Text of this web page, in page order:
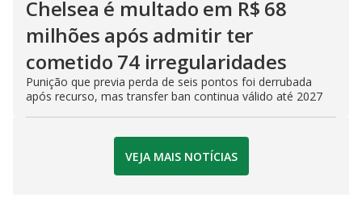
Chelsea é multado em R$ 68
milhões após admitir ter
cometido 74 irregularidades
Punição que previa perda de seis pontos foi derrubada
após recurso, mas transfer ban continua válido até 2027
VEJA MAIS NOTÍCIAS